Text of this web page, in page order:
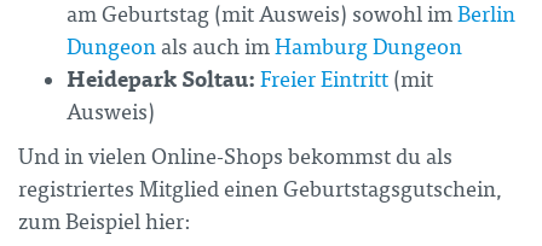
am Geburtstag (mit Ausweis) sowohl imBerlin
Dungeon als auch imHamburg Dungeon
Heidepark Soltau: Freier Eintritt (mit
Ausweis)
Und in vielen Online-Shops bekommst du als
registriertes Mitglied einen Geburtstagsgutschein,
zum Beispiel hier: